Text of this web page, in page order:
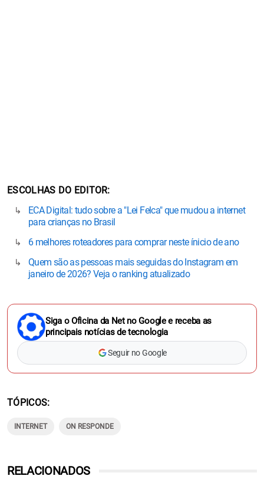
ESCOLHAS DO EDITOR
ECA Digital: tudo sobre a "Lei Felca" que mudou a internet
para crianças no Brasil
6 melhores roteadores para comprar neste ínicio de ano
Quem são as pessoas mais seguidas do Instagram em
janeiro de 2026? Veja o ranking atualizado
Siga o Oficina da Net no Google e receba as
principais notícias de tecnologia
Seguir no Google
TÓPICOS
INTERNET ON RESPONDE
RELACIONADOS